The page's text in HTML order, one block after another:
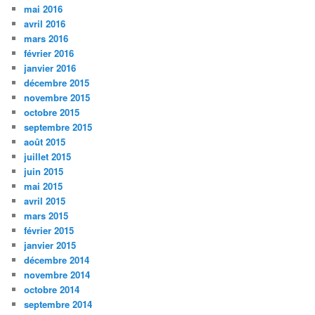
mai 2016
avril 2016
mars 2016
février 2016
janvier 2016
décembre 2015
novembre 2015
octobre 2015
septembre 2015
août 2015
juillet 2015
juin 2015
mai 2015
avril 2015
mars 2015
février 2015
janvier 2015
décembre 2014
novembre 2014
octobre 2014
septembre 2014